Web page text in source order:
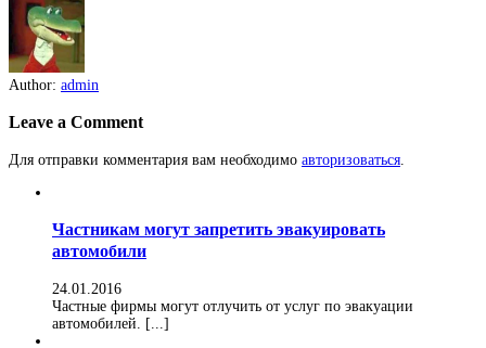
Author: admin
Leave a Comment
Для отправки комментария вам необходимо авторизоваться
Частникам могут запретить эвакуировать
автомобили
24.01.2016
Частные фирмы могут отлучить от услуг по эвакуации
автомобилей. [...]